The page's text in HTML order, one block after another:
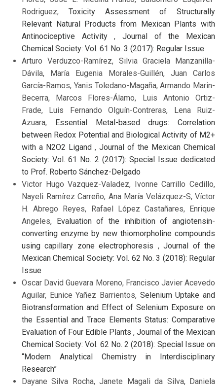
Rodriguez, Toxicity Assessment of Structurally
Relevant Natural Products from Mexican Plants with
Antinociceptive Activity,Journal of the Mexican
Chemical Society: Vol. 61 No. 3 (2017): Regular Issue
Arturo Verduzco-Ramírez, Silvia Graciela Manzanilla-
Dávila, María Eugenia Morales-Guillén, Juan Carlos
García-Ramos, Yanis Toledano-Magaña, Armando Marin-
Becerra, Marcos Flores-Álamo, Luis Antonio Ortiz-
Frade, Luis Fernando Olguín-Contreras, Lena Ruiz-
Azuara, Essential Metal-based drugs: Correlation
between Redox Potential and Biological Activity of M2+
with a N2O2 Ligand , Journal of the Mexican Chemical
Society: Vol. 61 No. 2 (2017): Special Issue dedicated
to Prof. Roberto Sánchez-Delgado
Victor Hugo Vazquez-Valadez, Ivonne Carrillo Cedillo,
Nayeli Ramírez Carreño, Ana María Velázquez-S, Víctor
H. Abrego Reyes, Rafael López Castañares, Enrique
Angeles, Evaluation of the inhibition of angiotensin-
converting enzyme by new thiomorpholine compounds
using capillary zone electrophoresis ,Journal of the
Mexican Chemical Society: Vol. 62 No. 3 (2018): Regular
Issue
Oscar David Guevara Moreno, Francisco Javier Acevedo
Aguilar, Eunice Yañez Barrientos, Selenium Uptake and
Biotransformation and Effect of Selenium Exposure on
the Essential and Trace Elements Status: Comparative
Evaluation of Four Edible Plants , Journal of the Mexican
Chemical Society: Vol. 62 No. 2 (2018): Special Issue on
“Modern Analytical Chemistry in Interdisciplinary
Research”
Dayane Silva Rocha, Janete Magali da Silva, Daniela